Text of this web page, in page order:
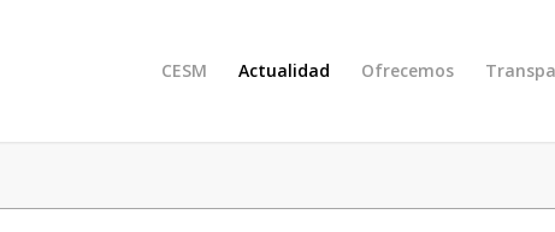
CESM Actualidad Ofrecemos